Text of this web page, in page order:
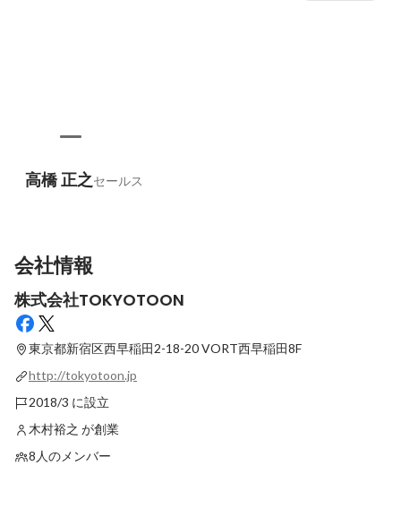
高橋 正之セールス
会社情報
株式会社TOKYOTOON
東京都新宿区西早稲田2-18-20VORT西早稲田8F
http://tokyotoon.jp
2018/3 に設立
木村裕之 が創業
8人のメンバー